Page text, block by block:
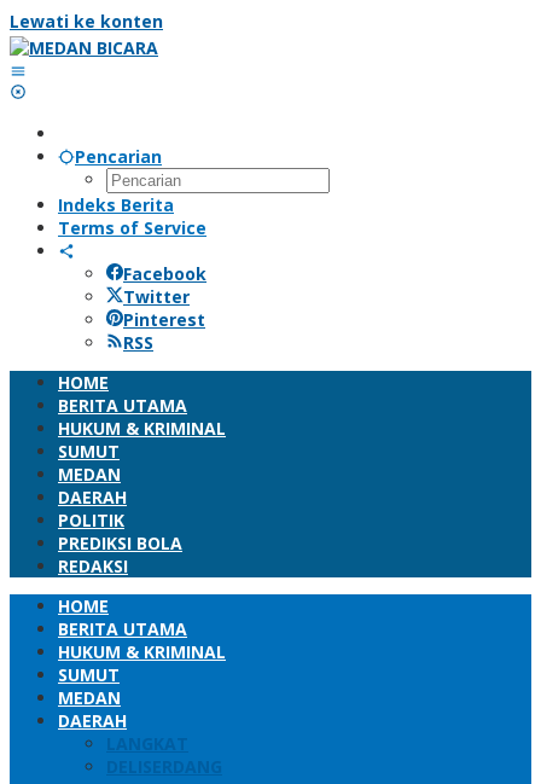
Lewati ke konten
Pencarian
Indeks Berita
Terms of Service
Facebook
Twitter
Pinterest
RSS
HOME
BERITA UTAMA
HUKUM & KRIMINAL
SUMUT
MEDAN
DAERAH
POLITIK
PREDIKSI BOLA
REDAKSI
HOME
BERITA UTAMA
HUKUM & KRIMINAL
SUMUT
MEDAN
DAERAH
LANGKAT
DELISERDANG